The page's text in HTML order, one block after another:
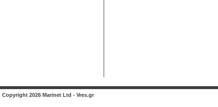
Copyright 2026 Marinet Ltd - Vres.gr